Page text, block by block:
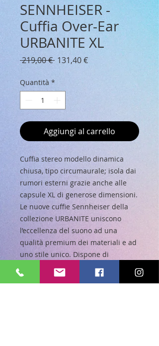
SENNHEISER -
Cuffia Over-Ear
URBANITE XL
219,00 € Prezzo
131,40 €Prezzo
Quantità *
Aggiungi al carrello
Cuffia stereo modello dinamica
chiusa, tipo circumaurale; isola dai
rumori esterni grazie anche alle
capsule XL di generose dimensioni.
Le nuove cuffie Sennheiser della
collezione URBANITE uniscono
l’eccellenza del suono ad una
qualità premium dei materiali e ad
uno stile unico. Dispone di
comandi in-line con un microfono
integrato, in modo da poter